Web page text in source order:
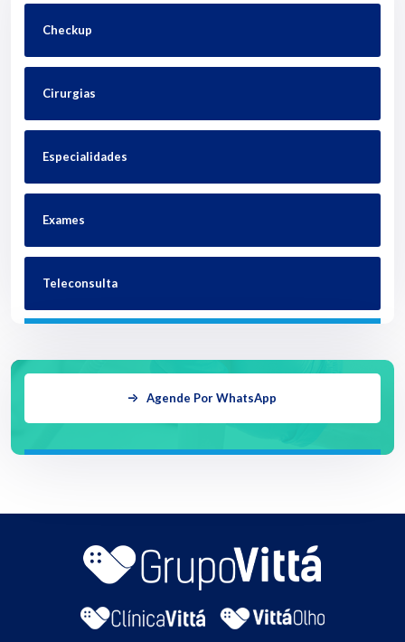
Checkup
Cirurgias
Especialidades
Exames
Teleconsulta
Agende Por WhatsApp